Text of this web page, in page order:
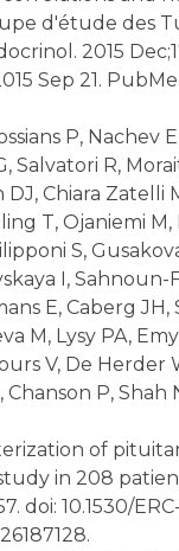
d'étude des
2015
Sep 21.
P, Nachev
Salvatori R,
Chiara Zatelli
T, Ojaniemi M,
S,
I, Sahnoun-
E, Caberg JH,
M, Lysy PA,
V, De Herder
P, Shah
of
in 208
doi: 10.1530/